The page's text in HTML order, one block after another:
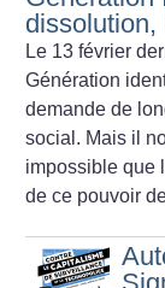
dissolution,
Le 13 février
Génération
demande de
social. Mais il
impossible que
de ce pouvoir